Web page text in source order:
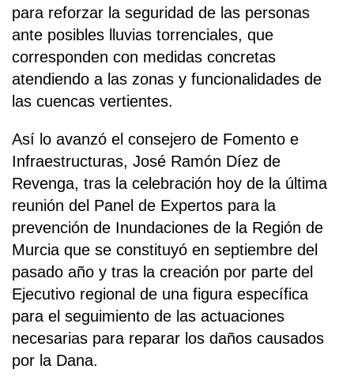
para reforzar la seguridad de las personas
ante posibles lluvias torrenciales, que
corresponden con medidas concretas
atendiendo a las zonas y funcionalidades de
las cuencas vertientes.
Así lo avanzó el consejero de Fomento e
Infraestructuras, José Ramón Díez de
Revenga, tras la celebración hoy de la última
reunión del Panel de Expertos para la
prevención de Inundaciones de la Región de
Murcia que se constituyó en septiembre del
pasado año y tras la creación por parte del
Ejecutivo regional de una figura específica
para el seguimiento de las actuaciones
necesarias para reparar los daños causados
por la Dana.